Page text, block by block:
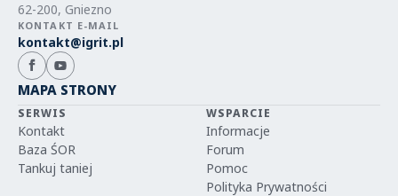
62-200, Gniezno
KONTAKT E-MAIL
kontakt@igrit.pl
MAPA STRONY
SERWIS
Kontakt
Baza ŚOR
Tankuj taniej
WSPARCIE
Informacje
Forum
Pomoc
Polityka Prywatności